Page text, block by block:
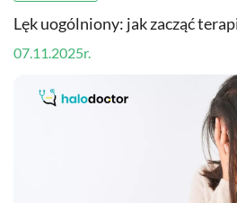
Lęk uogólniony: jak zacząć
07.11.2025r.